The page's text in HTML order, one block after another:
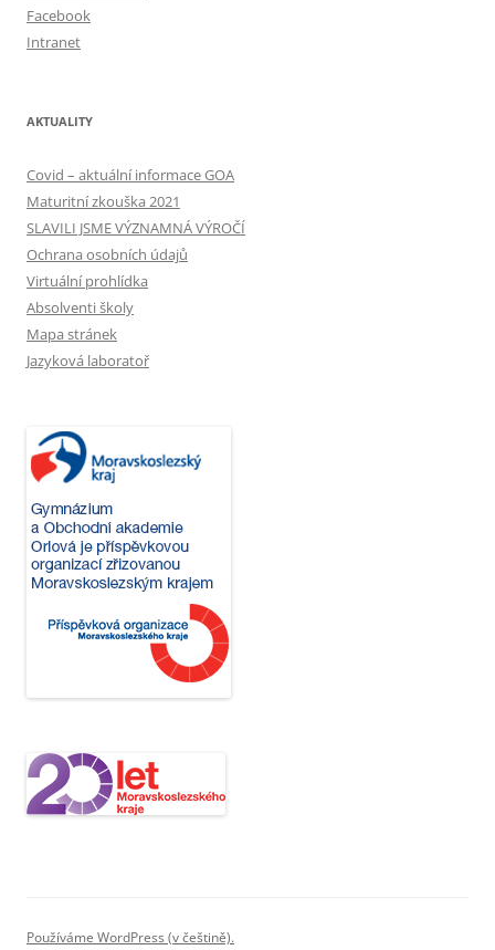
Facebook
Intranet
AKTUALITY
Covid – aktuální informace GOA
Maturitní zkouška 2021
SLAVILI JSME VÝZNAMNÁ VÝROČÍ
Ochrana osobních údajů
Virtuální prohlídka
Absolventi školy
Mapa stránek
Jazyková laboratoř
Používáme WordPress (v češtině).